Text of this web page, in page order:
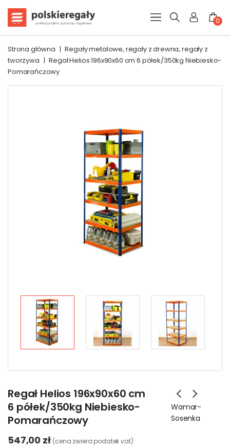
0
Strona główna | Regały metalowe, regały z drewna, regały z
tworzywa | Regał Helios 196x90x60 cm 6 półek/350kg Niebiesko-
Pomarańczowy
Regał Helios 196x90x60 cm
6 półek/350kg Niebiesko-
Pomarańczowy
Wamar-
Sosenka
547,00 zł (cena zwiera podatek vat)